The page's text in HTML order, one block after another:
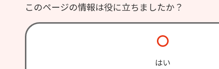
このページの情報は役に立ちましたか？
はい